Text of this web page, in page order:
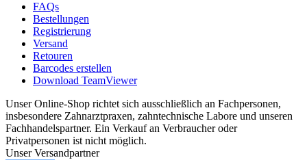
FAQs
Bestellungen
Registrierung
Versand
Retouren
Barcodes erstellen
Download TeamViewer
Unser Online-Shop richtet sich ausschließlich an Fachpersonen,
insbesondere Zahnarztpraxen, zahntechnische Labore und unseren
Fachhandelspartner. Ein Verkauf an Verbraucher oder
Privatpersonen ist nicht möglich.
Unser Versandpartner